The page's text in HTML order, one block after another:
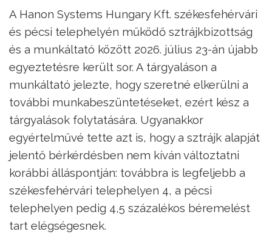
A Hanon Systems Hungary Kft. székesfehérvári
és pécsi telephelyén működő sztrájkbizottság
és a munkáltató között 2026. július 23-án újabb
egyeztetésre került sor. A tárgyaláson a
munkáltató jelezte, hogy szeretné elkerülni a
további munkabeszüntetéseket, ezért kész a
tárgyalások folytatására. Ugyanakkor
egyértelművé tette azt is, hogy a sztrájk alapját
jelentő bérkérdésben nem kíván változtatni
korábbi álláspontján: továbbra is legfeljebb a
székesfehérvári telephelyen 4, a pécsi
telephelyen pedig 4,5 százalékos béremelést
tart elégségesnek.